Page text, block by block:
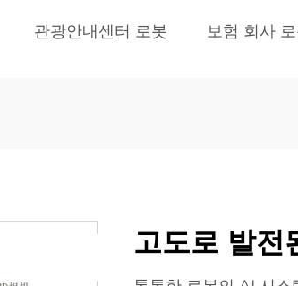
관광안내센터 로봇 보험 회사
고도로 발전